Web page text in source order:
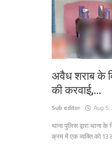
अवैध शराब के
की करवाई,...
Sub editor Aug 5,
थाना पुलिस द्वारा थाना
क्रम में एक व्यक्ति को 13